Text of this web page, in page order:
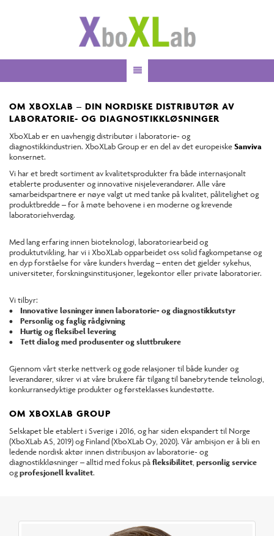
Toggle
navigation
OM XBOXLAB – DIN NORDISKE DISTRIBUTØR AV
LABORATORIE- OG DIAGNOSTIKKLØSNINGER
XboXLab er en uavhengig distributør i laboratorie- og
diagnostikkindustrien. XboXLab Group er en del av det europeiskeSanviva
konsernet.
Vi har et bredt sortiment av kvalitetsprodukter fra både internasjonalt
etablerte produsenter og innovative nisjeleverandører. Alle våre
samarbeidspartnere er nøye valgt ut med tanke på kvalitet, pålitelighet og
produktbredde – for å møte behovene i en moderne og krevende
laboratoriehverdag.
Med lang erfaring innen bioteknologi, laboratoriearbeid og
produktutvikling, har vi i XboXLab opparbeidet oss solid fagkompetanse og
en dyp forståelse for våre kunders hverdag – enten det gjelder sykehus,
universiteter, forskningsinstitusjoner, legekontor eller private laboratorier.
Vi tilbyr:
• Innovative løsninger innen laboratorie- og diagnostikkutstyr
• Personlig og faglig rådgivning
• Hurtig og fleksibel levering
• Tett dialog med produsenter og sluttbrukere
Gjennom vårt sterke nettverk og gode relasjoner til både kunder og
leverandører, sikrer vi at våre brukere får tilgang til banebrytende teknologi,
konkurransedyktige produkter og førsteklasses kundestøtte.
OM XBOXLAB GROUP
Selskapet ble etablert i Sverige i 2016, og har siden ekspandert til Norge
(XboXLab AS, 2019) og Finland (XboXLab Oy, 2020). Vår ambisjon er å bli en
ledende nordisk aktør innen distribusjon av laboratorie- og
diagnostikkløsninger – alltid med fokus påfleksibilitet personlig service
ogprofesjonell kvalitet.